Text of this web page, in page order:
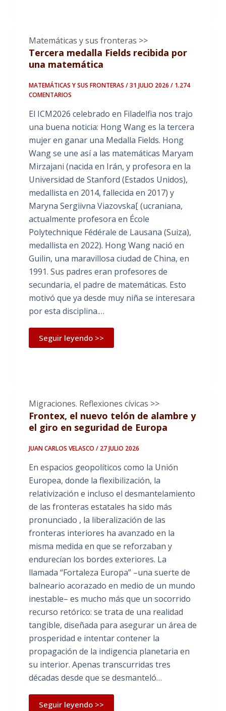
Matemáticas y sus fronteras >>
Tercera medalla Fields recibida por
una matemática
MATEMÁTICAS Y SUS FRONTERAS / 31 JULIO 2026 / 1.274
COMENTARIOS
El ICM2026 celebrado en Filadelfia nos trajo
una buena noticia: Hong Wang es la tercera
mujer en ganar una Medalla Fields. Hong
Wang se une así a las matemáticas Maryam
Mirzajani (nacida en Irán, y profesora en la
Universidad de Stanford (Estados Unidos),
medallista en 2014, fallecida en 2017) y
Maryna Sergiivna Viazovska[ (ucraniana,
actualmente profesora en École
Polytechnique Fédérale de Lausana (Suiza),
medallista en 2022). Hong Wang nació en
Guilin, una maravillosa ciudad de China, en
1991. Sus padres eran profesores de
secundaria, el padre de matemáticas. Esto
motivó que ya desde muy niña se interesara
por esta disciplina.…
Seguir leyendo >>
Migraciones. Reflexiones cívicas >>
Frontex, el nuevo telón de alambre y
el giro en seguridad de Europa
JUAN CARLOS VELASCO / 27 JULIO 2026
En espacios geopolíticos como la Unión
Europea, donde la flexibilización, la
relativización e incluso el desmantelamiento
de las fronteras estatales ha sido más
pronunciado , la liberalización de las
fronteras interiores ha avanzado en la
misma medida en que se reforzaban y
endurecían los bordes exteriores. La
llamada “Fortaleza Europa” –una suerte de
balneario acorazado en medio de un mundo
inestable– es mucho más que un socorrido
recurso retórico: se trata de una realidad
tangible, diseñada para asegurar un área de
prosperidad e intentar contener la
propagación de la indigencia planetaria en
su interior. Apenas transcurridas tres
décadas desde que se desmanteló…
Seguir leyendo >>